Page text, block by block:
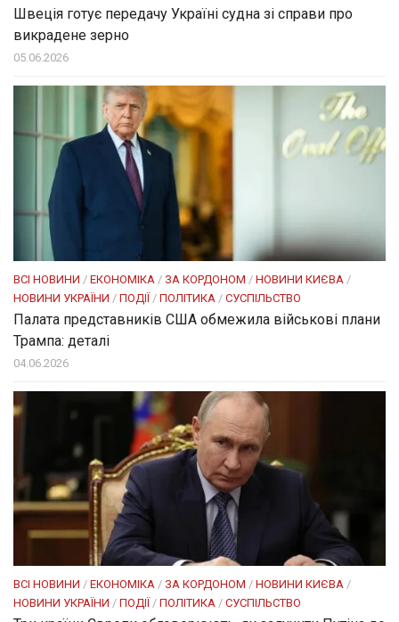
Швеція готує передачу Україні судна зі справи про
викрадене зерно
05.06.2026
ВСІ НОВИНИ / ЕКОНОМІКА / ЗА КОРДОНОМ / НОВИНИ КИЄВА /
НОВИНИ УКРАЇНИ / ПОДІЇ/ ПОЛІТИКА / СУСПІЛЬСТВО
Палата представників США обмежила військові плани
Трампа: деталі
04.06.2026
ВСІ НОВИНИ / ЕКОНОМІКА / ЗА КОРДОНОМ / НОВИНИ КИЄВА /
НОВИНИ УКРАЇНИ / ПОДІЇ / ПОЛІТИКА / СУСПІЛЬСТВО